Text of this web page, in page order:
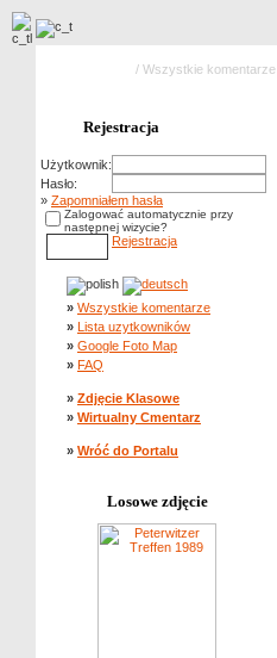
/ Wszystkie komentarze
Rejestracja
Użytkownik:
Hasło:
» Zapomniałem hasła
Zalogować automatycznie przy
następnej wizycie?
Rejestracja
» Wszystkie komentarze
» Lista uzytkowników
» Google Foto Map
» FAQ
» Zdjęcie Klasowe
» Wirtualny Cmentarz
» Wróć do Portalu
Losowe zdjęcie